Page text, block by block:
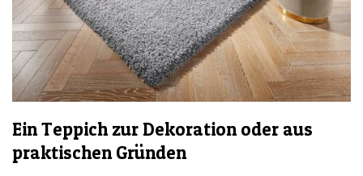
Ein Teppich zur Dekoration oder aus
praktischen Gründen